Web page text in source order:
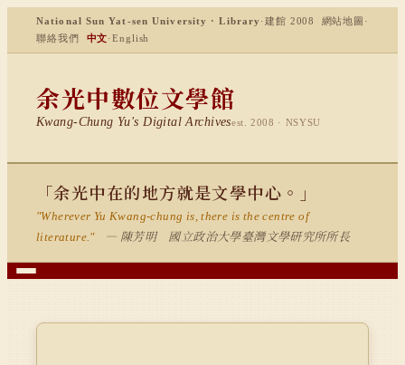
National Sun Yat-sen University · Library ·建館 2008 網站地圖 ·
聯絡我們
中文·English
余光中數位文學館
Kwang-Chung Yu's Digital Archivesest. 2008 · NSYSU
「余光中在的地方就是文學中心。」
"Wherever Yu Kwang-chung is, there is the centre of
literature."
— 陳芳明 國立政治大學臺灣文學研究所所長